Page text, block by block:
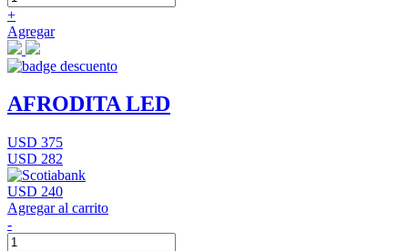
+
Agregar
AFRODITA LED
USD 375
USD 282
USD 240
Agregar al carrito
-